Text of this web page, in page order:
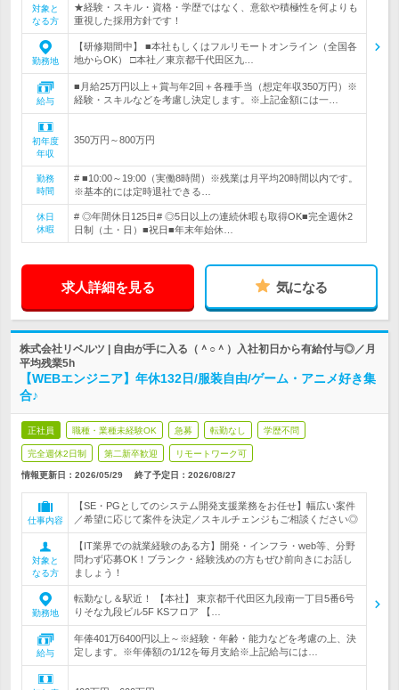
対象と
なる方
★経験・スキル・資格・学歴ではなく、意欲や積極性を何よりも
重視した採用方針です！
勤務地
【研修期間中】 ■本社もしくはフルリモートオンライン（全国各
地からOK） □本社／東京都千代田区九…
給与
■月給25万円以上＋賞与年2回＋各種手当（想定年収350万円）※
経験・スキルなどを考慮し決定します。※上記金額には一…
初年度
年収
350万円～800万円
勤務
時間
# ■10:00～19:00（実働8時間）※残業は月平均20時間以内です。
※基本的には定時退社できる…
休日
休暇
# ◎年間休日125日# ◎5日以上の連続休暇も取得OK■完全週休2
日制（土・日）■祝日■年末年始休…
求人詳細を見る 気になる
株式会社リベルツ | 自由が手に入る（＾○＾）入社初日から有給付与◎／月
平均残業5h
【WEBエンジニア】年休132日/服装自由/ゲーム・アニメ好き集
合♪
正社員 職種・業種未経験OK 急募 転勤なし 学歴不問
完全週休2日制 第二新卒歓迎 リモートワーク可
情報更新日：2026/05/29 終了予定日： 2026/08/27
仕事内容
【SE・PGとしてのシステム開発支援業務をお任せ】幅広い案件
／希望に応じて案件を決定／スキルチェンジもご相談ください◎
対象と
なる方
【IT業界での就業経験のある方】開発・インフラ・web等、分野
問わず応募OK！ブランク・経験浅めの方もぜひ前向きにお話し
ましょう！
勤務地
転勤なし＆駅近！ 【本社】 東京都千代田区九段南一丁目5番6号
りそな九段ビル5F KSフロア 【…
給与
年俸401万6400円以上～※経験・年齢・能力などを考慮の上、決
定します。※年俸額の1/12を毎月支給※上記給与には…